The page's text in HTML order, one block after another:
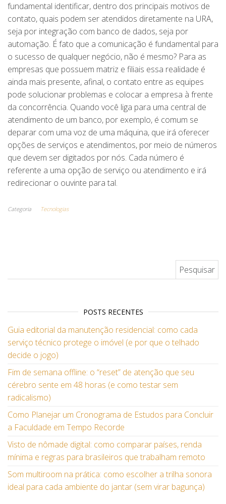
fundamental identificar, dentro dos principais motivos de
contato, quais podem ser atendidos diretamente na URA,
seja por integração com banco de dados, seja por
automação. É fato que a comunicação é fundamental para
o sucesso de qualquer negócio, não é mesmo? Para as
empresas que possuem matriz e filiais essa realidade é
ainda mais presente, afinal, o contato entre as equipes
pode solucionar problemas e colocar a empresa à frente
da concorrência. Quando você liga para uma central de
atendimento de um banco, por exemplo, é comum se
deparar com uma voz de uma máquina, que irá oferecer
opções de serviços e atendimentos, por meio de números
que devem ser digitados por nós. Cada número é
referente a uma opção de serviço ou atendimento e irá
redirecionar o ouvinte para tal.
Categoria Tecnologias
POSTS RECENTES
Guia editorial da manutenção residencial: como cada
serviço técnico protege o imóvel (e por que o telhado
decide o jogo)
Fim de semana offline: o “reset” de atenção que seu
cérebro sente em 48 horas (e como testar sem
radicalismo)
Como Planejar um Cronograma de Estudos para Concluir
a Faculdade em Tempo Recorde
Visto de nômade digital: como comparar países, renda
mínima e regras para brasileiros que trabalham remoto
Som multiroom na prática: como escolher a trilha sonora
ideal para cada ambiente do jantar (sem virar bagunça)